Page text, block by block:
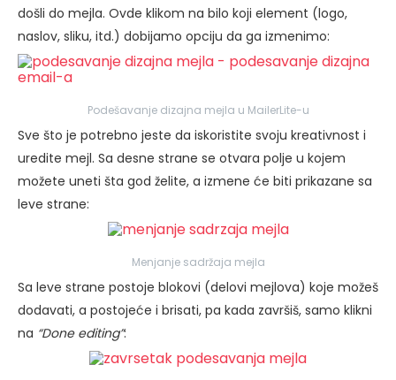
došli do mejla. Ovde klikom na bilo koji element (logo,
naslov, sliku, itd.) dobijamo opciju da ga izmenimo:
Podešavanje dizajna mejla u MailerLite-u
Sve što je potrebno jeste da iskoristite svoju kreativnost i
uredite mejl. Sa desne strane se otvara polje u kojem
možete uneti šta god želite, a izmene će biti prikazane sa
leve strane:
Menjanje sadržaja mejla
Sa leve strane postoje blokovi (delovi mejlova) koje možeš
dodavati, a postojeće i brisati, pa kada završiš, samo klikni
na “Done editing”: